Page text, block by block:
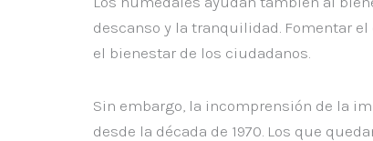
descanso y la tranquilidad. Fomentar
el bienestar de los ciudadanos.
Sin embargo, la incomprensión de la
desde la década de 1970. Los que